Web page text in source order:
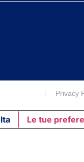
Privacy
Le tue